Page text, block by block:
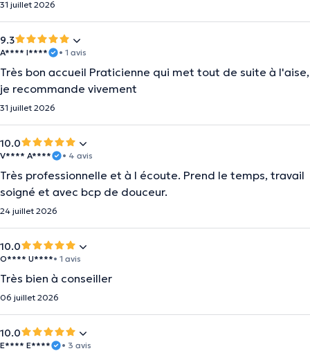
31 juillet 2026
9.3
A**** I**** • 1 avis
Très bon accueil Praticienne qui met tout de suite à l'aise,
je recommande vivement
31 juillet 2026
10.0
V**** A**** • 4 avis
Très professionnelle et à l écoute. Prend le temps, travail
soigné et avec bcp de douceur.
24 juillet 2026
10.0
O**** U****• 1 avis
Très bien à conseiller
06 juillet 2026
10.0
E**** E**** • 3 avis